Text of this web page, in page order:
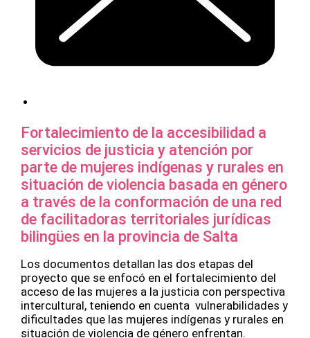
Fortalecimiento de la accesibilidad a
servicios de justicia y atención por
parte de mujeres indígenas y rurales en
situación de violencia basada en género
a través de la conformación de una red
de facilitadoras territoriales jurídicas
bilingües en la provincia de Salta
Los documentos detallan las dos etapas del
proyecto que se enfocó en el fortalecimiento del
acceso de las mujeres a la justicia con perspectiva
intercultural, teniendo en cuenta vulnerabilidades y
dificultades que las mujeres indígenas y rurales en
situación de violencia de género enfrentan.